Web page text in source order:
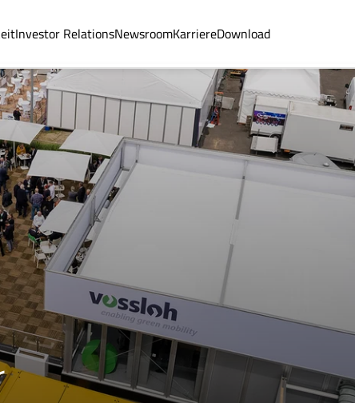
Investor RelationsNewsroomKarriereDownload